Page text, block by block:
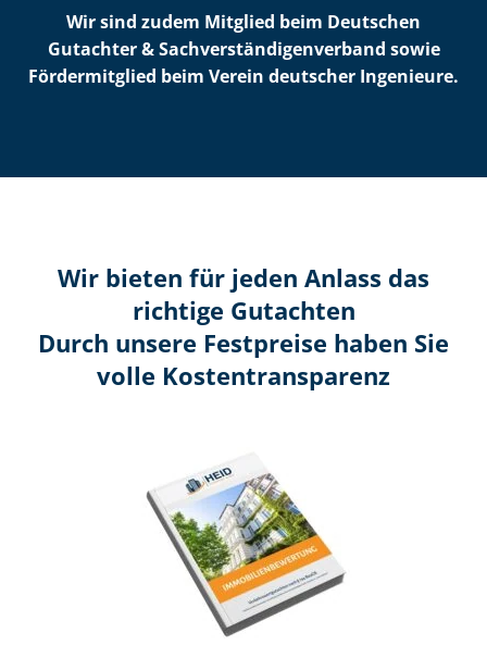
Wir sind zudem Mitglied beim Deutschen
Gutachter & Sach­ver­stän­di­gen­ver­band sowie
Fördermitglied beim Verein deutscher Ingenieure.
Wir bieten für jeden Anlass das
richtige Gutachten
Durch unsere Festpreise haben Sie
volle Kosten­transparenz